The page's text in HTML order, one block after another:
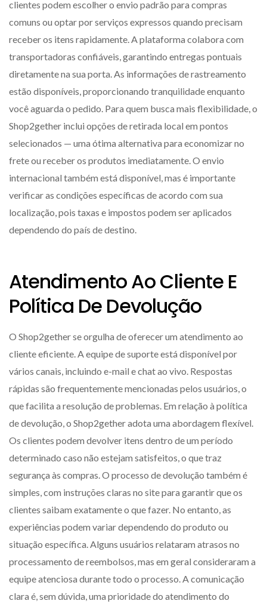
clientes podem escolher o envio padrão para compras
comuns ou optar por serviços expressos quando precisam
receber os itens rapidamente. A plataforma colabora com
transportadoras confiáveis, garantindo entregas pontuais
diretamente na sua porta. As informações de rastreamento
estão disponíveis, proporcionando tranquilidade enquanto
você aguarda o pedido. Para quem busca mais flexibilidade, o
Shop2gether inclui opções de retirada local em pontos
selecionados — uma ótima alternativa para economizar no
frete ou receber os produtos imediatamente. O envio
internacional também está disponível, mas é importante
verificar as condições específicas de acordo com sua
localização, pois taxas e impostos podem ser aplicados
dependendo do país de destino.
Atendimento Ao Cliente E
Política De Devolução
O Shop2gether se orgulha de oferecer um atendimento ao
cliente eficiente. A equipe de suporte está disponível por
vários canais, incluindo e-mail e chat ao vivo. Respostas
rápidas são frequentemente mencionadas pelos usuários, o
que facilita a resolução de problemas. Em relação à política
de devolução, o Shop2gether adota uma abordagem flexível.
Os clientes podem devolver itens dentro de um período
determinado caso não estejam satisfeitos, o que traz
segurança às compras. O processo de devolução também é
simples, com instruções claras no site para garantir que os
clientes saibam exatamente o que fazer. No entanto, as
experiências podem variar dependendo do produto ou
situação específica. Alguns usuários relataram atrasos no
processamento de reembolsos, mas em geral consideraram a
equipe atenciosa durante todo o processo. A comunicação
clara é, sem dúvida, uma prioridade do atendimento do